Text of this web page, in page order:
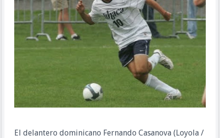
El delantero dominicano Fernando Casanova (Loyola /